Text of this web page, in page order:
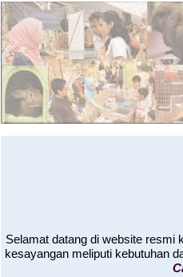
Selamat datang di website resmi
kesayangan meliputi kebutuhan